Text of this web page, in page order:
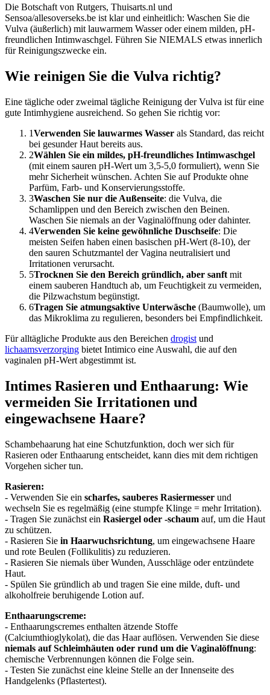
Die Botschaft von Rutgers, Thuisarts.nl und
Sensoa/allesoverseks.be ist klar und einheitlich: Waschen Sie die
Vulva (äußerlich) mit lauwarmem Wasser oder einem milden, pH-
freundlichen Intimwaschgel. Führen Sie NIEMALS etwas innerlich
für Reinigungszwecke ein.
Wie reinigen Sie die Vulva richtig?
Eine tägliche oder zweimal tägliche Reinigung der Vulva ist für eine
gute Intimhygiene ausreichend. So gehen Sie richtig vor:
1Verwenden Sie lauwarmes Wasser als Standard, das reicht
bei gesunder Haut bereits aus.
2Wählen Sie ein mildes, pH-freundliches Intimwaschgel
(mit einem sauren pH-Wert um 3,5-5,0 formuliert), wenn Sie
mehr Sicherheit wünschen. Achten Sie auf Produkte ohne
Parfüm, Farb- und Konservierungsstoffe.
3Waschen Sie nur die Außenseite: die Vulva, die
Schamlippen und den Bereich zwischen den Beinen.
Waschen Sie niemals an der Vaginalöffnung oder dahinter.
4Verwenden Sie keine gewöhnliche Duschseife: Die
meisten Seifen haben einen basischen pH-Wert (8-10), der
den sauren Schutzmantel der Vagina neutralisiert und
Irritationen verursacht.
5Trocknen Sie den Bereich gründlich, aber sanft mit
einem sauberen Handtuch ab, um Feuchtigkeit zu vermeiden,
die Pilzwachstum begünstigt.
6Tragen Sie atmungsaktive Unterwäsche (Baumwolle), um
das Mikroklima zu regulieren, besonders bei Empfindlichkeit.
Für alltägliche Produkte aus den Bereichen drogist und
lichaamsverzorging bietet Intimico eine Auswahl, die auf den
vaginalen pH-Wert abgestimmt ist.
Intimes Rasieren und Enthaarung: Wie
vermeiden Sie Irritationen und
eingewachsene Haare?
Schambehaarung hat eine Schutzfunktion, doch wer sich für
Rasieren oder Enthaarung entscheidet, kann dies mit dem richtigen
Vorgehen sicher tun.
Rasieren:
- Verwenden Sie ein scharfes, sauberes Rasiermesser und
wechseln Sie es regelmäßig (eine stumpfe Klinge = mehr Irritation).
- Tragen Sie zunächst ein Rasiergel oder -schaum auf, um die Haut
zu schützen.
- Rasieren Sie in Haarwuchsrichtung, um eingewachsene Haare
und rote Beulen (Follikulitis) zu reduzieren.
- Rasieren Sie niemals über Wunden, Ausschläge oder entzündete
Haut.
- Spülen Sie gründlich ab und tragen Sie eine milde, duft- und
alkoholfreie beruhigende Lotion auf.
Enthaarungscreme:
- Enthaarungscremes enthalten ätzende Stoffe
(Calciumthioglykolat), die das Haar auflösen. Verwenden Sie diese
niemals auf Schleimhäuten oder rund um die Vaginalöffnung:
chemische Verbrennungen können die Folge sein.
- Testen Sie zunächst eine kleine Stelle an der Innenseite des
Handgelenks (Pflastertest).